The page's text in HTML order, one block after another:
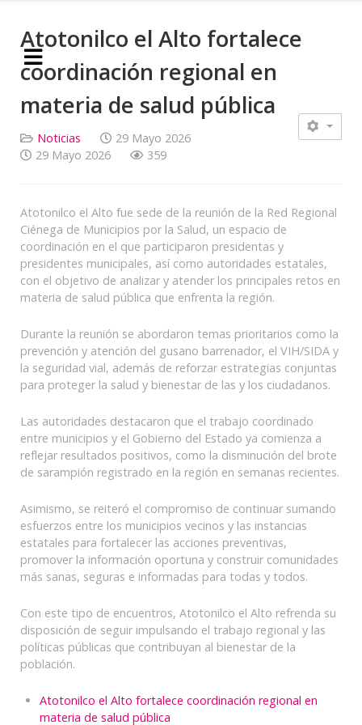
Atotonilco el Alto fortalece
coordinación regional en
materia de salud pública
Noticias
29 Mayo 2026
29 Mayo 2026
359
Atotonilco el Alto fue sede de la reunión de la Red Regional
Ciénega de Municipios por la Salud, un espacio de
coordinación en el que participaron presidentas y
presidentes municipales, así como autoridades estatales,
con el objetivo de analizar y atender los principales retos en
materia de salud pública que enfrenta la región.
Durante la reunión se abordaron temas prioritarios como la
prevención y atención del gusano barrenador, el VIH/SIDA y
la seguridad vial, además de reforzar estrategias conjuntas
para proteger la salud y bienestar de las y los ciudadanos.
Las autoridades destacaron que el trabajo coordinado
entre municipios y el Gobierno del Estado ya comienza a
reflejar resultados positivos, como la disminución del brote
de sarampión registrado en la región en semanas recientes.
Asimismo, se reiteró el compromiso de continuar sumando
esfuerzos entre los municipios vecinos y las instancias
estatales para fortalecer las acciones preventivas,
promover la información oportuna y construir comunidades
más sanas, seguras e informadas para todas y todos.
Con este tipo de encuentros, Atotonilco el Alto refrenda su
disposición de seguir impulsando el trabajo regional y las
políticas públicas que contribuyan al bienestar de la
población.
Atotonilco el Alto fortalece coordinación regional en
materia de salud pública